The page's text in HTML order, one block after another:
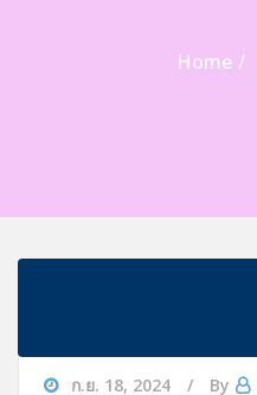
Home
ก.ย. 18, 2024 By